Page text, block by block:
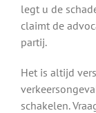
legt u de
claimt de
partij.
Het is altijd
schakelen.